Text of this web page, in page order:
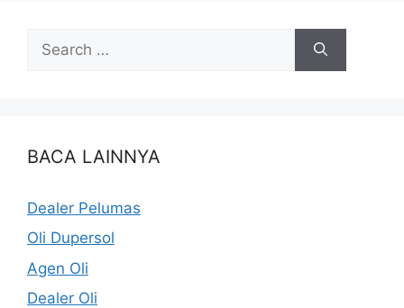
BACA LAINNYA
Dealer Pelumas
Oli Dupersol
Agen Oli
Dealer Oli